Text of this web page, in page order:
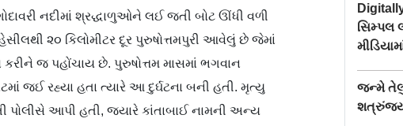
નદીમાં શ્રદ્ધાળુઓને લ​ઈ જતી બોટ ઊંધી વળી
૨૦ કિલોમીટર દૂર પુરુષોત્તમપુરી આવેલું છે જેમાં
જ પહોંચાય છે. પુરુષોત્તમ માસમાં ભગવાન
જઈ રહ્યા હતા ત્યારે આ દુર્ઘટના બની હતી. મૃત્યુ
પોલીસે આપી હતી, જ્યારે કાંતાબાઈ નામની અન્ય
સિમ્પલ
જન્મે
શત્રુંજય